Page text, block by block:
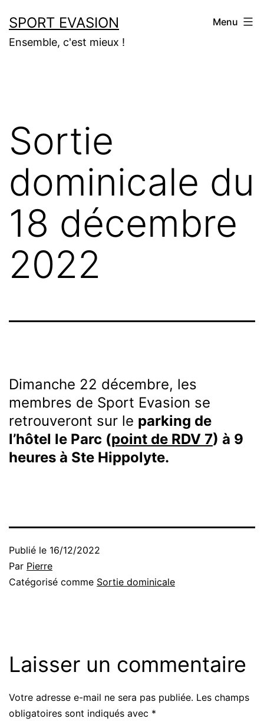
au
contenu
SPORT EVASION
Ensemble, c'est mieux !
Menu
Sortie
dominicale du
18 décembre
2022
Dimanche 22 décembre, les
membres de Sport Evasion se
retrouveront sur le parking de
l’hôtel le Parc (point de RDV 7) à 9
heures à Ste Hippolyte.
Publié le 16/12/2022
Par Pierre
Catégorisé comme Sortie dominicale
Laisser un commentaire
Votre adresse e-mail ne sera pas publiée. Les champs
obligatoires sont indiqués avec *